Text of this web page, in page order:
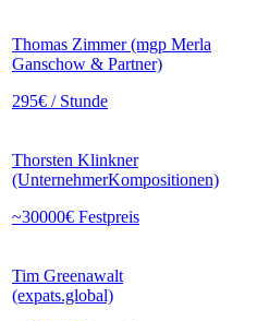
Thomas Zimmer (mgp Merla
Ganschow & Partner)
295€ / Stunde
Thorsten Klinkner
(UnternehmerKompositionen)
~30000€ Festpreis
Tim Greenawalt
(expats.global)